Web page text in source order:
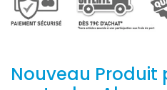
Nouveau Produit